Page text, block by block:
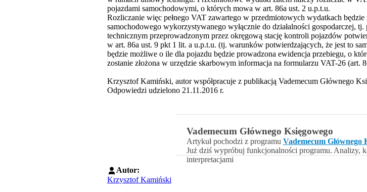
pojazdami samochodowymi, o których mowa w art. 86a ust. 2 u.p.t.u.
Rozliczanie więc pełnego VAT zawartego w przedmiotowych wydatkach będzie
samochodowego wykorzystywanego wyłącznie do działalności gospodarczej,
technicznym przeprowadzonym przez okręgową stację kontroli pojazdów
w art. 86a ust. 9 pkt 1 lit. a u.p.t.u. (tj. warunków potwierdzających, że jest to
będzie możliwe o ile dla pojazdu będzie prowadzona ewidencja przebiegu, o
zostanie złożona w urzędzie skarbowym informacja na formularzu VAT-26 (art.
Krzysztof Kamiński, autor współpracuje z publikacją Vademecum Głównego
Odpowiedzi udzielono 21.11.2016 r.
Vademecum Głównego Księgowego
Artykuł pochodzi z programu Vademecum Głównego
Już dziś wypróbuj funkcjonalności programu. Analizy,
interpretacjami
Autor:
Krzysztof Kamiński